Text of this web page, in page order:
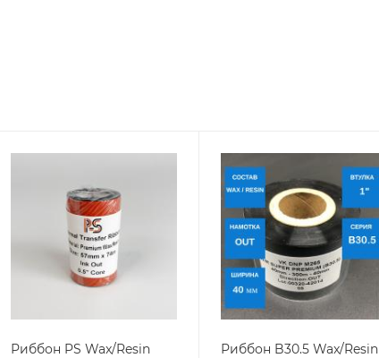
Риббон PS Wax/Resin
Риббон B30.5 Wax/Resin